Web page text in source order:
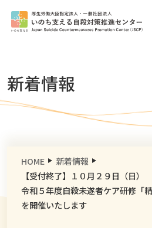
新着情報
HOME
新着情報
【受付終了】１０月２９日（日）
令和５年度自殺未遂者ケア研修「精
を開催いたします